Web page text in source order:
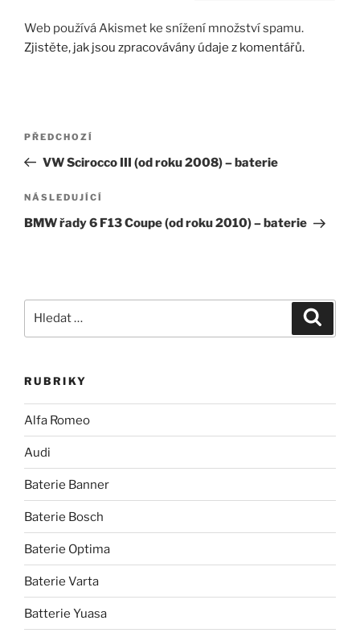
Web používá Akismet ke snížení množství spamu.
Zjistěte, jak jsou zpracovávány údaje z komentářů.
Navigace
příspěvek
Předchozí
příspěvek
PŘEDCHOZÍ
VW Scirocco III (od roku 2008) – baterie
Následující
příspěvek
NÁSLEDUJÍCÍ
BMW řady 6 F13 Coupe (od roku 2010) – baterie
RUBRIKY
Alfa Romeo
Audi
Baterie Banner
Baterie Bosch
Baterie Optima
Baterie Varta
Batterie Yuasa